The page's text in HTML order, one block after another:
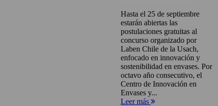
Hasta el 25 de septiembre
estarán abiertas las
postulaciones gratuitas al
concurso organizado por
Laben Chile de la Usach,
enfocado en innovación y
sostenibilidad en envases. Por
octavo año consecutivo, el
Centro de Innovación en
Envases y...
Leer más